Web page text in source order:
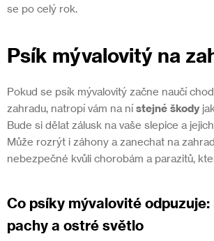
se po celý rok.
Psík mývalovitý na
Pokud se psík mývalovitý začne naučí
zahradu, natropí vám na nístejné škody
Bude si dělat zálusk na vaše slepice a
Může rozrýt i záhony a zanechat na
nebezpečné kvůli chorobám a parazitů,
Co psíky mývalovité
pachy a ostré světlo